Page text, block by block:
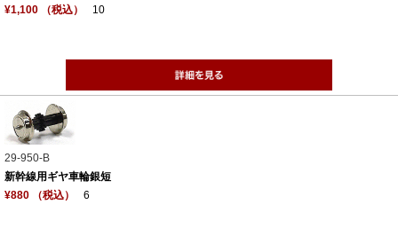
¥1,100 （税込）
10
29-950-B
新幹線用ギヤ車輪銀短
¥880 （税込）
6